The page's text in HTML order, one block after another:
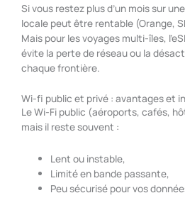
Si vous restez plus d’un mois sur
locale peut être rentable (Orange,
Mais pour les voyages multi-îles,
évite la perte de réseau ou la
chaque frontière.
Wi-fi public et privé : avantages et
Le Wi-Fi public (aéroports, cafés,
mais il reste souvent :
Lent ou instable,
Limité en bande passante,
Peu sécurisé pour vos